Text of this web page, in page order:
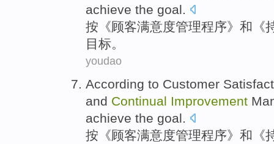
achieve the goal.
按 《顾客满意度管理程序》 和 《
目标。
youdao
According to Customer
and Continual Improvement
achieve the goal.
按 《顾客满意度管理程序》 和 《